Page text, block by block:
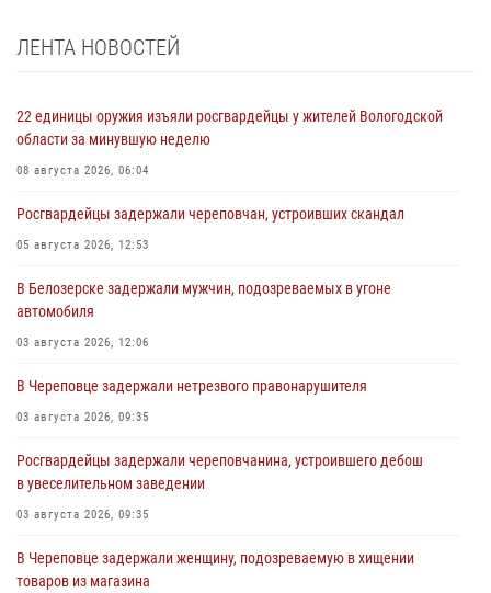
ЛЕНТА НОВОСТЕЙ
22 единицы оружия изъяли росгвардейцы у жителей Вологодской
области за минувшую неделю
08 августа 2026, 06:04
Росгвардейцы задержали череповчан, устроивших скандал
05 августа 2026, 12:53
В Белозерске задержали мужчин, подозреваемых в угоне
автомобиля
03 августа 2026, 12:06
В Череповце задержали нетрезвого правонарушителя
03 августа 2026, 09:35
Росгвардейцы задержали череповчанина, устроившего дебош
в увеселительном заведении
03 августа 2026, 09:35
В Череповце задержали женщину, подозреваемую в хищении
товаров из магазина